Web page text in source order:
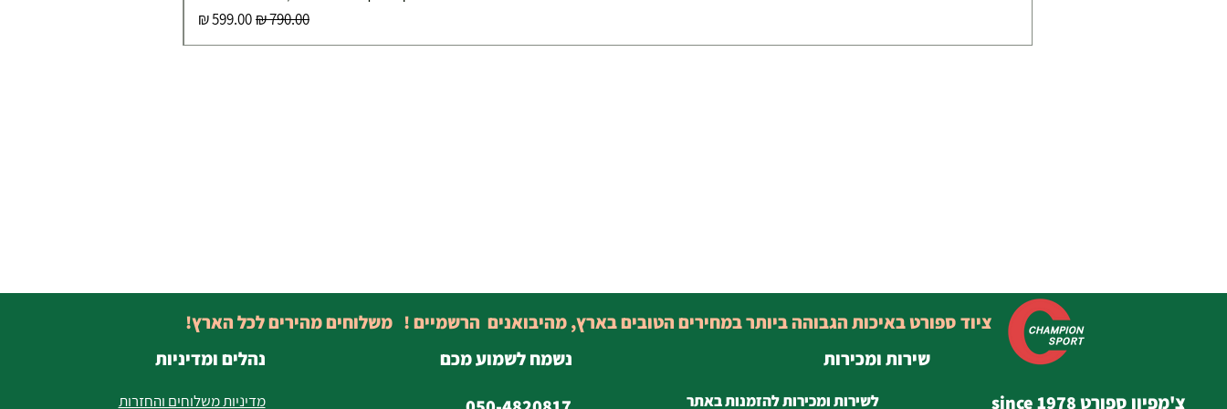
מחיר רגילמחיר מבצע
נהלים ומדיניות
מדיניות משלוחים והחזרות
נשמח לשמוע מכם
לשירות ומכירות להזמנות באתר צ'מפיון ספורט since 1978
שירות ומכירות
ציוד ספורט באיכות הגבוהה ביותר במחירים הטובים בארץ, מהיבואנים הרשמיים ! משלוחים מהירים לכל הארץ!